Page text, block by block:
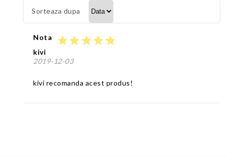
Sorteaza dupa
Nota starstarstarstarstar
kivi
2019-12-03
kivi recomanda acest produs!